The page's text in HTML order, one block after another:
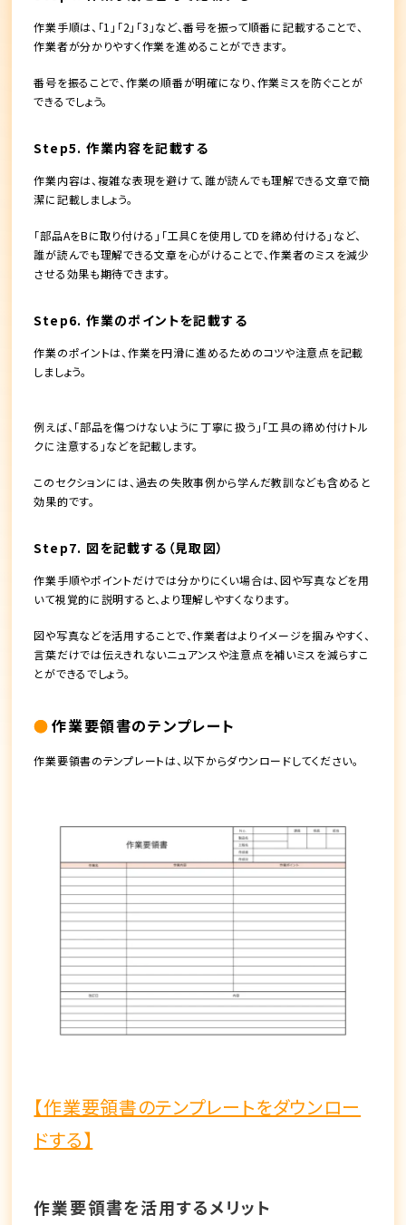
作業手順は、「1」「2」「3」など、番号を振って順番に記載することで、
作業者が分かりやすく作業を進めることができます。
番号を振ることで、作業の順番が明確になり、作業ミスを防ぐことが
できるでしょう。
Step5. 作業内容を記載する
作業内容は、複雑な表現を避けて、誰が読んでも理解できる文章で簡
潔に記載しましょう。
「部品AをBに取り付ける」「工具Cを使用してDを締め付ける」など、
誰が読んでも理解できる文章を心がけることで、作業者のミスを減少
させる効果も期待できます。
Step6. 作業のポイントを記載する
作業のポイントは、作業を円滑に進めるためのコツや注意点を記載
しましょう。
例えば、「部品を傷つけないように丁寧に扱う」「工具の締め付けトル
クに注意する」などを記載します。
このセクションには、過去の失敗事例から学んだ教訓なども含めると
効果的です。
Step7. 図を記載する（見取図）
作業手順やポイントだけでは分かりにくい場合は、図や写真などを用
いて視覚的に説明すると、より理解しやすくなります。
図や写真などを活用することで、作業者はよりイメージを掴みやすく、
言葉だけでは伝えきれないニュアンスや注意点を補いミスを減らすこ
とができるでしょう。
作業要領書のテンプレート
作業要領書のテンプレートは、以下からダウンロードしてください。
【作業要領書のテンプレートをダウンロー
ドする】
作業要領書を活用するメリット